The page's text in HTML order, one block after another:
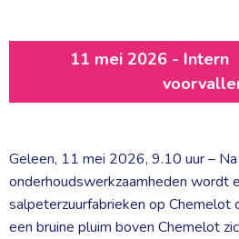
11 mei 2026 - Intern
Geleen, 11 mei 2026, 9.10 uur – Na
onderhoudswerkzaamheden wordt
salpeterzuurfabrieken op Chemelot
een bruine pluim boven Chemelot